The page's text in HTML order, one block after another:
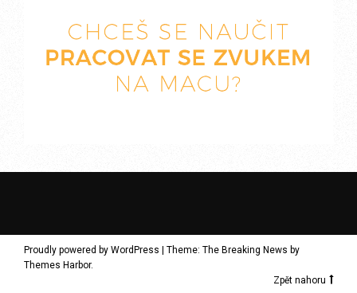
Proudly powered by WordPress
Theme: The Breaking News by
Themes Harbor.
Zpět nahoru